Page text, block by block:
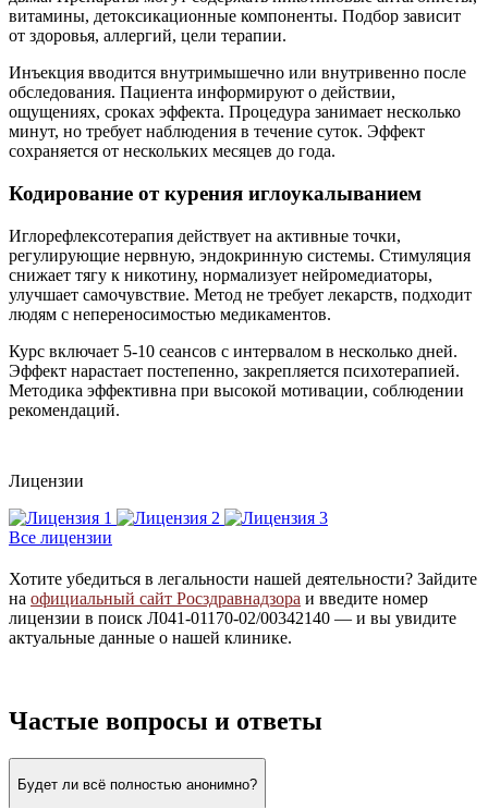
витамины, детоксикационные компоненты. Подбор зависит
от здоровья, аллергий, цели терапии.
Инъекция вводится внутримышечно или внутривенно после
обследования. Пациента информируют о действии,
ощущениях, сроках эффекта. Процедура занимает несколько
минут, но требует наблюдения в течение суток. Эффект
сохраняется от нескольких месяцев до года.
Кодирование от курения иглоукалыванием
Иглорефлексотерапия действует на активные точки,
регулирующие нервную, эндокринную системы. Стимуляция
снижает тягу к никотину, нормализует нейромедиаторы,
улучшает самочувствие. Метод не требует лекарств, подходит
людям с непереносимостью медикаментов.
Курс включает 5-10 сеансов с интервалом в несколько дней.
Эффект нарастает постепенно, закрепляется психотерапией.
Методика эффективна при высокой мотивации, соблюдении
рекомендаций.
Лицензии
Все лицензии
Хотите убедиться в легальности нашей деятельности? Зайдите
на официальный сайт Росздравнадзора и введите номер
лицензии в поиск Л041-01170-02/00342140 — и вы увидите
актуальные данные о нашей клинике.
Частые вопросы и ответы
Будет ли всё полностью анонимно?